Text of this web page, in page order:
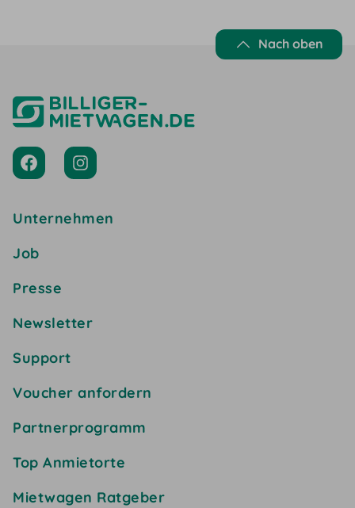
Nach oben
Unternehmen
Job
Presse
Newsletter
Support
Voucher anfordern
Partnerprogramm
Top Anmietorte
Mietwagen Ratgeber